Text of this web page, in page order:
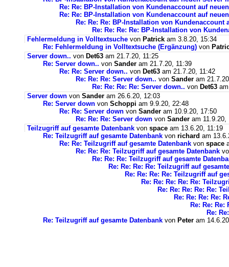
Re: Re: BP-Installation von Kundenaccount auf
Re: Re: BP-Installation von Kundenaccount auf
Re: Re: Re: BP-Installation von Kundenaccount
Re: Re: Re: Re: BP-Installation von
Fehlermeldung in Volltextsuche von Patrick am 3.8.20, 15:34
Re: Fehlermeldung in Volltextsuche (Ergänzung) von
Server down.. von Det63 am 21.7.20, 11:25
Re: Server down.. von Sander am 21.7.20, 11:39
Re: Re: Server down.. von Det63 am 21.7.20, 11:42
Re: Re: Re: Server down.. von Sander am
Re: Re: Re: Re: Server down.. von Det63
Server down von Sander am 26.6.20, 12:03
Re: Server down von Schoppi am 9.9.20, 22:48
Re: Re: Server down von Sander am 10.9.20, 17:50
Re: Re: Re: Server down von Sander am 11.9.20,
Teilzugriff auf gesamte Datenbank von space am 13.6.20, 11:19
Re: Teilzugriff auf gesamte Datenbank von richard am
Re: Re: Teilzugriff auf gesamte Datenbank von space
Re: Re: Re: Teilzugriff auf gesamte Datenbank
Re: Re: Re: Teilzugriff auf gesamte
Re: Re: Re: Re: Teilzugriff auf
Re: Re: Re: Re: Teilzugriff auf
Re: Re: Re: Re: Re:
Re: Re: Re: Re: Re:
Re: Re: Re: Re:
Re: Re: Re:
Re:
Re: Teilzugriff auf gesamte Datenbank von Peter am